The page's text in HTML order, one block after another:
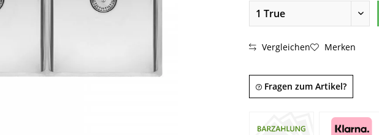
Vergleichen Merken
Fragen zum Artikel?